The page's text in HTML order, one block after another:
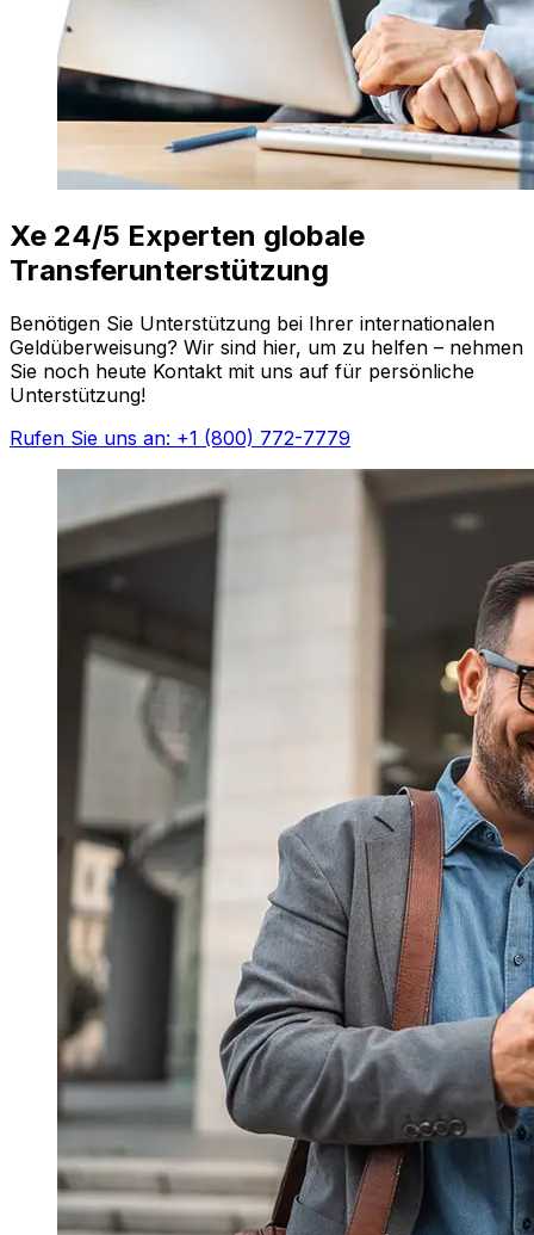
Xe 24/5 Experten globale
Transferunterstützung
Benötigen Sie Unterstützung bei Ihrer internationalen
Geldüberweisung? Wir sind hier, um zu helfen – nehmen
Sie noch heute Kontakt mit uns auf für persönliche
Unterstützung!
Rufen Sie uns an: +1 (800) 772-7779